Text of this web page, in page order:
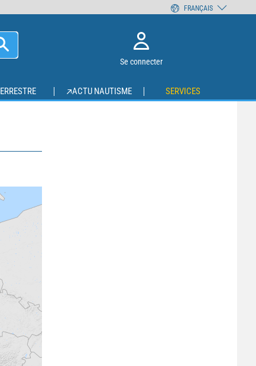
Se connecter
ACTU NAUTISME SERVICES
FRANÇAIS